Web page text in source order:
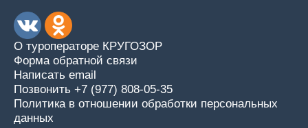
О туроператоре КРУГОЗОР
Форма обратной связи
Написать email
Позвонить +7 (977) 808-05-35
Политика в отношении обработки персональных
данных